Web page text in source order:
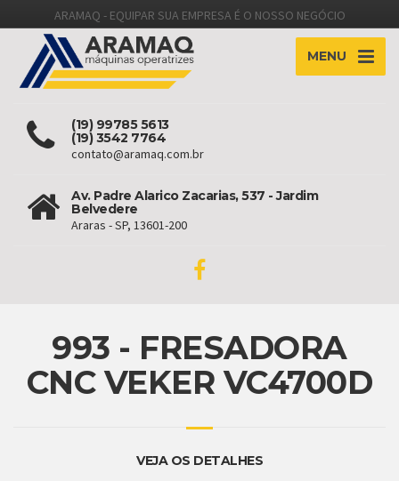
ARAMAQ - EQUIPAR SUA EMPRESA É O NOSSO NEGÓCIO
MENU
(19) 99785 5613
(19) 3542 7764
contato@aramaq.com.br
Av. Padre Alarico Zacarias, 537 - Jardim
Belvedere
Araras - SP, 13601-200
993 - FRESADORA
CNC VEKER VC4700D
VEJA OS DETALHES